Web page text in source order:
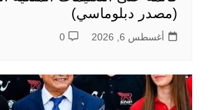
(مصدر دبلوماسي)
أغسطس 6, 2026 0